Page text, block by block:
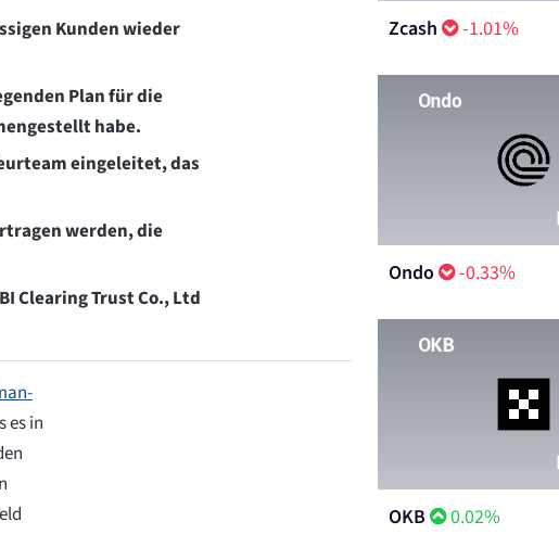
Kunden wieder
Plan für die
habe.
eingeleitet, das
werden, die
Clearing Trust Co., Ltd
es in
Zcash -1.01%
Ondo -0.33%
OKB 0.02%